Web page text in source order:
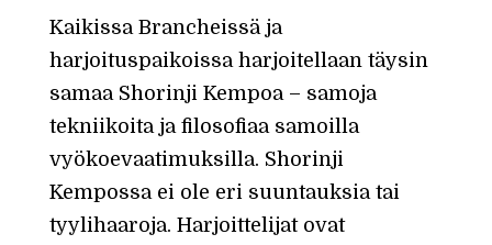
Kaikissa Brancheissä ja
harjoituspaikoissa harjoitellaan täysin
samaa Shorinji Kempoa – samoja
tekniikoita ja filosofiaa samoilla
vyökoevaatimuksilla. Shorinji
Kempossa ei ole eri suuntauksia tai
tyylihaaroja. Harjoittelijat ovat